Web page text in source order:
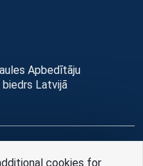
Apbedītāju
Latvijā
pr3-g
cookies for